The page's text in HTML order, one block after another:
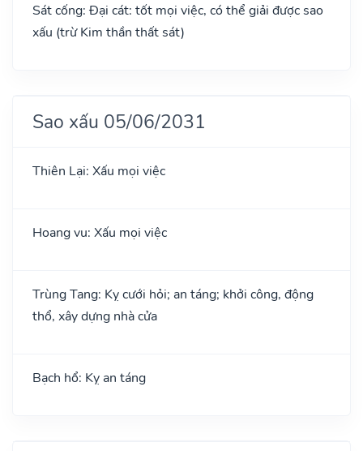
Sát cống: Đại cát: tốt mọi việc, có thể giải được sao
xấu (trừ Kim thần thất sát)
Sao xấu 05/06/2031
Thiên Lại: Xấu mọi việc
Hoang vu: Xấu mọi việc
Trùng Tang: Kỵ cưới hỏi; an táng; khởi công, động
thổ, xây dựng nhà cửa
Bạch hổ: Kỵ an táng